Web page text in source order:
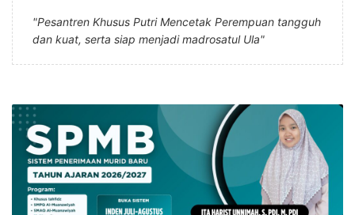
"Pesantren Khusus Putri Mencetak Perempuan tangguh
dan kuat, serta siap menjadi madrosatul Ula"